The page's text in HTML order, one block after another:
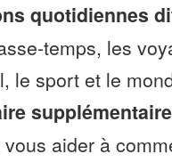
quotidiennes
temps, les
le sport et le
supplémentaire
aider à